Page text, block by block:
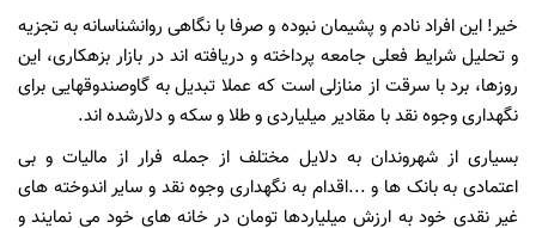
خیر! این افراد نادم و پشیمان نبوده و صرفا با نگاهی روانشناسانه به تجزیه
و تحلیل شرایط فعلی جامعه پرداخته و دریافته اند در بازار بزهکاری، این
روزها، برد با سرقت از منازلی است که عملا تبدیل به گاوصندوقهایی برای
نگهداری وجوه نقد با مقادیر میلیاردی و طلا و سکه و دلارشده اند.
بسیاری از شهروندان به دلایل مختلف از جمله فرار از مالیات و بی
اعتمادی به بانک ها و ...اقدام به نگهداری وجوه نقد و سایر اندوخته های
غیر نقدی خود به ارزش میلیاردها تومان در خانه های خود می نمایند و